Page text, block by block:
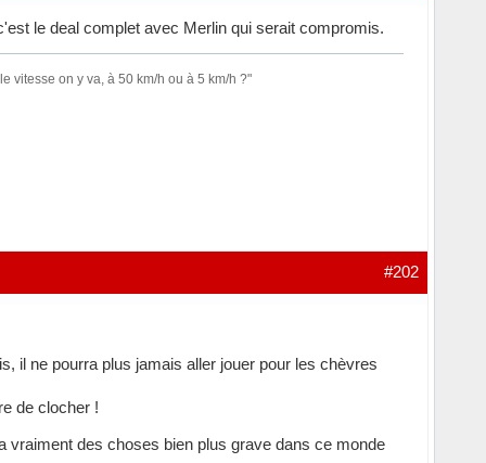
le deal complet avec Merlin qui serait compromis.
vitesse on y va, à 50 km/h ou à 5 km/h ?"
#202
il ne pourra plus jamais aller jouer pour les chèvres
de clocher !
vraiment des choses bien plus grave dans ce monde